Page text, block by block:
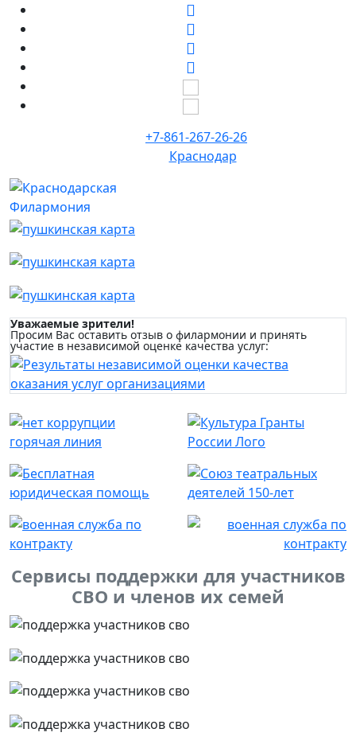
+7-861-267-26-26
Краснодар
Уважаемые зрители!
Просим Вас оставить отзыв о филармонии и принять
участие в независимой оценке качества услуг:
Сервисы поддержки для участников
СВО и членов их семей